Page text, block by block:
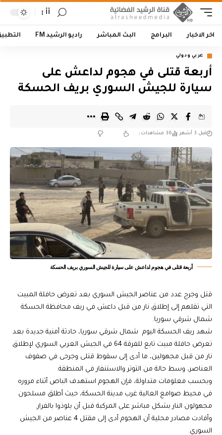
أأ
اخر الاخبار البرامج البث المباشر راديو الرشيد FM
عربي ودولي
أربعة قتلى في هجوم لداعش على
سيارة للجيش السوري بريف الحسكة
قبل 3 أشهر 36 مشاهدات
أربعة قتلى في هجوم لداعش على سيارة للجيش السوري بريف الحسكة
قتل وجرح عدد من عناصر الجيش السوري بعد تعرض حافلة المبيت
التي تقلهم إلى إطلاق نار من قبل داعش في ريف محافظة الحسكة
شمال شرقي سوريا.
شهد ريف الحسكة اليوم شمال شرقي سوريا، حادثة أمنية جديدة بعد
تعرض حافلة مبيت تابع للفرقة 64 في الجيش العربي السوري لإطلاق
نار من قبل مجهولين، ما أدى إلى سقوط قتلى وجرحى في صفوف
العناصر، وسط حالة من التوتر والاستنفار في المنطقة.
وبحسب معلومات متداولة، فإن الهجوم استهدف الباص أثناء مروره
في محيط صوامع العالية غرب مدينة الحسكة، حيث أطلق مسلحون
مجهولون النار بشكل مباشر على المركبة قبل أن يلوذوا بالفرار.
وأفادت مصادر محلية أن الهجوم أدى إلى مقتل 4 عناصر من الجيش
السوري.